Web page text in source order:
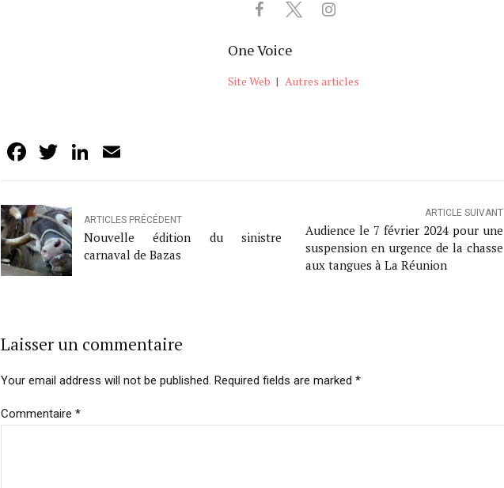
One Voice
Site Web | Autres articles
Facebook
TwitterLinkedIn
ARTICLES PRÉCÉDENT
Nouvelle édition du sinistre
carnaval de Bazas
ARTICLE SUIVANT
Audience le 7 février 2024 pour une
suspension en urgence de la chasse
aux tangues à La Réunion
Laisser un commentaire
Your email address will not be published. Required fields are marked *
Commentaire *